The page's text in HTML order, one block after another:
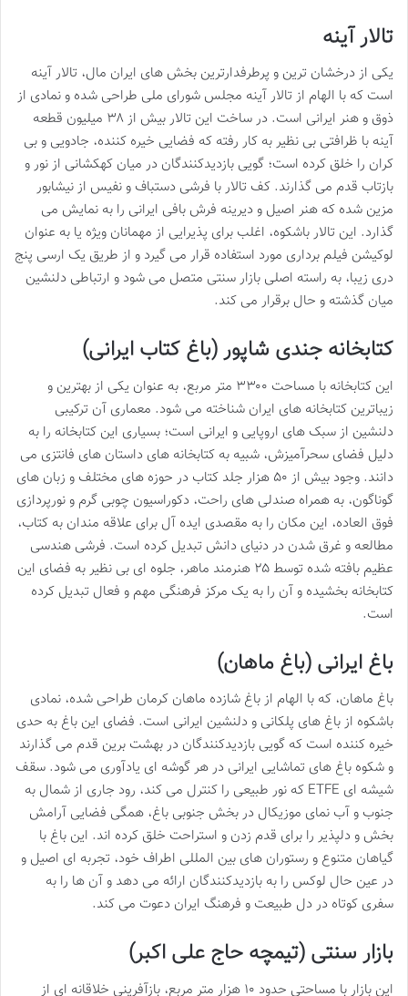
تالار آینه
یکی از درخشان ترین و پرطرفدارترین بخش های ایران مال، تالار آینه
است که با الهام از تالار آینه مجلس شورای ملی طراحی شده و نمادی از
ذوق و هنر ایرانی است. در ساخت این تالار بیش از ۳۸ میلیون قطعه
آینه با ظرافتی بی نظیر به کار رفته که فضایی خیره کننده، جادویی و بی
کران را خلق کرده است؛ گویی بازدیدکنندگان در میان کهکشانی از نور و
بازتاب قدم می گذارند. کف تالار با فرشی دستباف و نفیس از نیشابور
مزین شده که هنر اصیل و دیرینه فرش بافی ایرانی را به نمایش می
گذارد. این تالار باشکوه، اغلب برای پذیرایی از مهمانان ویژه یا به عنوان
لوکیشن فیلم برداری مورد استفاده قرار می گیرد و از طریق یک ارسی پنج
دری زیبا، به راسته اصلی بازار سنتی متصل می شود و ارتباطی دلنشین
میان گذشته و حال برقرار می کند.
کتابخانه جندی شاپور (باغ کتاب ایرانی)
این کتابخانه با مساحت ۳۳۰۰ متر مربع، به عنوان یکی از بهترین و
زیباترین کتابخانه های ایران شناخته می شود. معماری آن ترکیبی
دلنشین از سبک های اروپایی و ایرانی است؛ بسیاری این کتابخانه را به
دلیل فضای سحرآمیزش، شبیه به کتابخانه های داستان های فانتزی می
دانند. وجود بیش از ۵۰ هزار جلد کتاب در حوزه های مختلف و زبان های
گوناگون، به همراه صندلی های راحت، دکوراسیون چوبی گرم و نورپردازی
فوق العاده، این مکان را به مقصدی ایده آل برای علاقه مندان به کتاب،
مطالعه و غرق شدن در دنیای دانش تبدیل کرده است. فرشی هندسی
عظیم بافته شده توسط ۲۵ هنرمند ماهر، جلوه ای بی نظیر به فضای این
کتابخانه بخشیده و آن را به یک مرکز فرهنگی مهم و فعال تبدیل کرده
است.
باغ ایرانی (باغ ماهان)
باغ ماهان، که با الهام از باغ شازده ماهان کرمان طراحی شده، نمادی
باشکوه از باغ های پلکانی و دلنشین ایرانی است. فضای این باغ به حدی
خیره کننده است که گویی بازدیدکنندگان در بهشت برین قدم می گذارند
و شکوه باغ های تماشایی ایرانی در هر گوشه ای یادآوری می شود. سقف
شیشه ای ETFE که نور طبیعی را کنترل می کند، رود جاری از شمال به
جنوب و آب نمای موزیکال در بخش جنوبی باغ، همگی فضایی آرامش
بخش و دلپذیر را برای قدم زدن و استراحت خلق کرده اند. این باغ با
گیاهان متنوع و رستوران های بین المللی اطراف خود، تجربه ای اصیل و
در عین حال لوکس را به بازدیدکنندگان ارائه می دهد و آن ها را به
سفری کوتاه در دل طبیعت و فرهنگ ایران دعوت می کند.
بازار سنتی (تیمچه حاج علی اکبر)
این بازار با مساحتی حدود ۱۰ هزار متر مربع، بازآفرینی خلاقانه ای از